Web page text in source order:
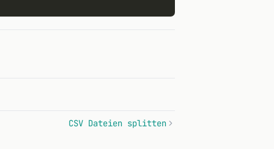
CSV Dateien splitten